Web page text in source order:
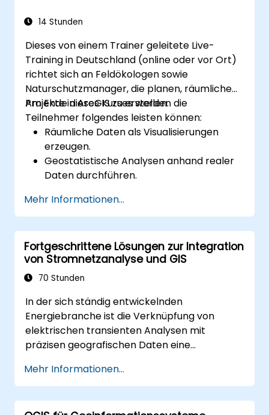
Programmierung und Automatisierung
optimieren.
14 Stunden
Dieses von einem Trainer geleitete Live-
Training in Deutschland (online oder vor Ort)
richtet sich an Feldökologen sowie
Naturschutzmanager, die planen, räumliche
Projekte in ArcGIS zu erstellen.
Am Ende dieses Kurses werden die
Teilnehmer folgendes leisten können:
Räumliche Daten als Visualisierungen
erzeugen.
Geostatistische Analysen anhand realer
Daten durchführen.
sowie Kartenerstellung mit ArcGIS
umsetzen.
Räumliche Daten für Projekte in ArcGIS
analysieren.
Mehr Informationen...
Fortgeschrittene Lösungen zur Integration
von Stromnetzanalyse und GIS
70 Stunden
In der sich ständig entwickelnden
Energiebranche ist die Verknüpfung von
elektrischen transienten Analysen mit
präzisen geografischen Daten eine
Nutzung fragmentierter Datensätze zu
erheblichen betrieblichen Risiken. Dieses 14-
tägige Intensivtraining in Melbourne zielt
Mehr Informationen...